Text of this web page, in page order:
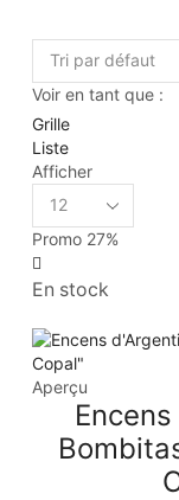
Voir en tant que :
Grille
Liste
Afficher
Promo 27%
En stock
Aperçu
Encens